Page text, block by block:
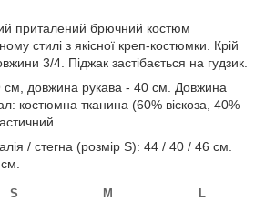
приталений брючний костюм
стилі з якісної креп-костюмки. Крій
3/4. Піджак застібається на гудзик.
см, довжина рукава - 40 см. Довжина
костюмна тканина (60% віскоза, 40%
/ стегна (розмір S): 44 / 40 / 46 см.
S M
L